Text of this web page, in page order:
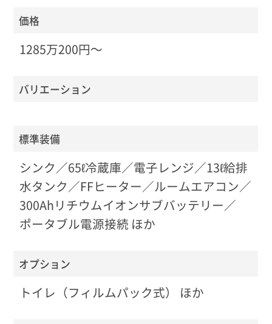
価格
1285万200円〜
バリエーション
標準装備
シンク／65ℓ冷蔵庫／電子レンジ／13ℓ給排
水タンク／FFヒーター／ルームエアコン／
300Ahリチウムイオンサブバッテリー／
ポータブル電源接続 ほか
オプション
トイレ（フィルムパック式） ほか